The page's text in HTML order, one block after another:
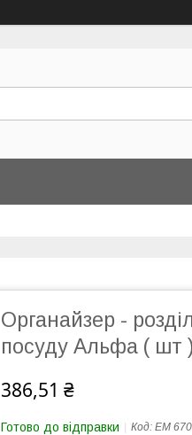
Органайзер -
посуду Альфа ( шт )
386,51 ₴
Готово до відправки Код: ЕМ